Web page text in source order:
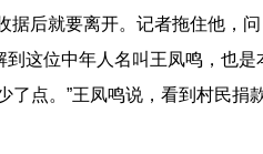
后就要离开。记者拖住他，问
这位中年人名叫王凤鸣，也是
了点。”王凤鸣说，看到村民捐